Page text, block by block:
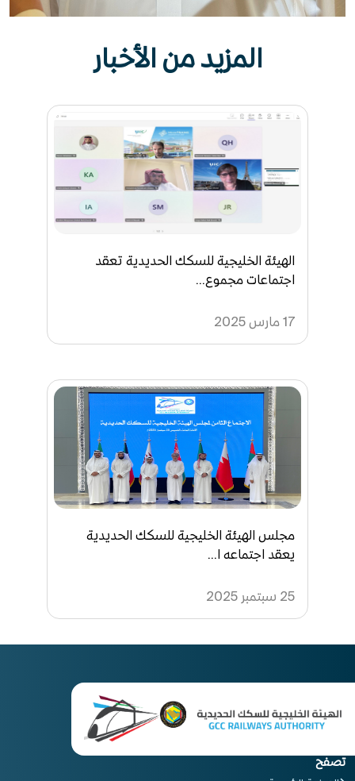
المزيد من الأخبار
الهيئة الخليجية للسكك الحديدية تعقد
اجتماعات مجموع...
17 مارس 2025
مجلس الهيئة الخليجية للسكك الحديدية
يعقد اجتماعه ا...
25 سبتمبر 2025
تصفح